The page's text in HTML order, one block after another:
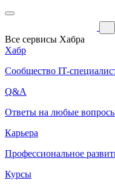
Все сервисы Хабра
Хабр
Сообщество IT-
Q&A
Ответы на любые
Карьера
Профессиональное
Курсы